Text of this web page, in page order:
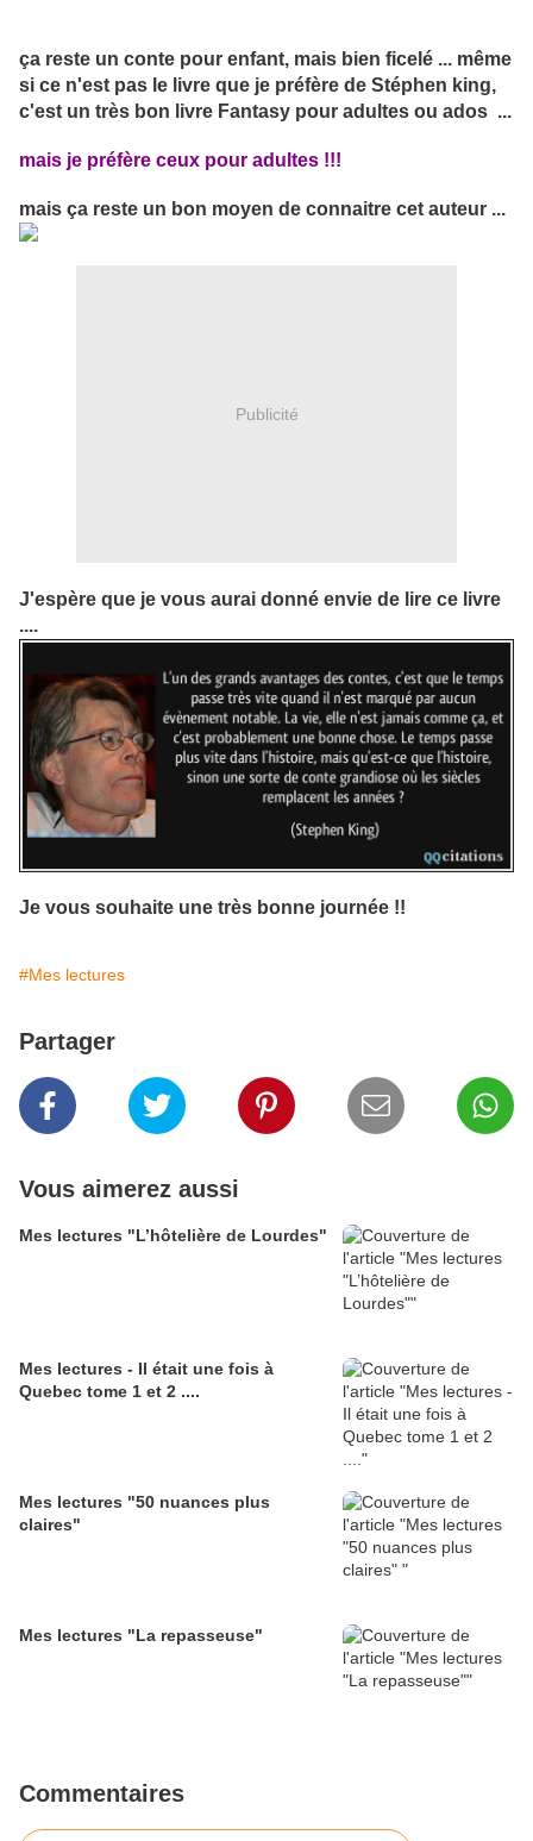
ça reste un conte pour enfant, mais bien ficelé ... même
si ce n'est pas le livre que je préfère de Stéphen king,
c'est un très bon livre Fantasy pour adultes ou ados ...
mais je préfère ceux pour adultes !!!
mais ça reste un bon moyen de connaitre cet auteur ...
Publicité
J'espère que je vous aurai donné envie de lire ce livre
....
Je vous souhaite une très bonne journée !!
#Mes lectures
Partager
Vous aimerez aussi
Mes lectures "L’hôtelière de Lourdes"
Mes lectures - Il était une fois à
Quebec tome 1 et 2 ....
Mes lectures "50 nuances plus
claires"
Mes lectures "La repasseuse"
Commentaires